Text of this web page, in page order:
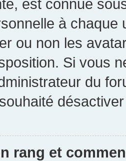
est connue
à chaque
ou non les
Si vous
du
rang et